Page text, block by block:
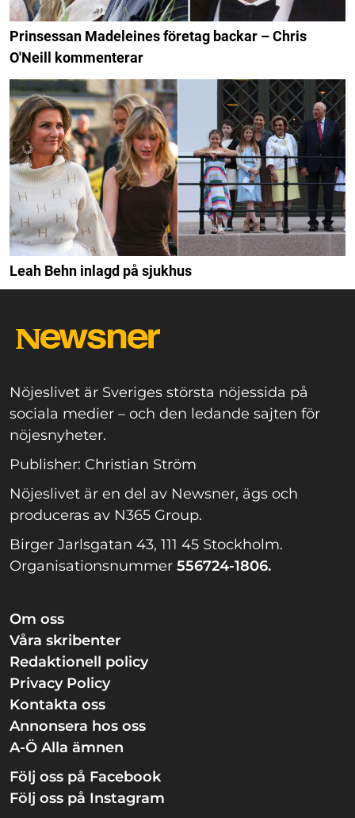
Prinsessan Madeleines företag backar – Chris
O'Neill kommenterar
Leah Behn inlagd på sjukhus
Nöjeslivet är Sveriges största nöjessida på
sociala medier – och den ledande sajten för
nöjesnyheter.
Publisher: Christian Ström
Nöjeslivet är en del av Newsner, ägs och
produceras av N365 Group.
Birger Jarlsgatan 43, 111 45 Stockholm.
Organisationsnummer 556724-1806.
Om oss
Våra skribenter
Redaktionell policy
Privacy Policy
Kontakta oss
Annonsera hos oss
A-Ö Alla ämnen
Följ oss på Facebook
Följ oss på Instagram